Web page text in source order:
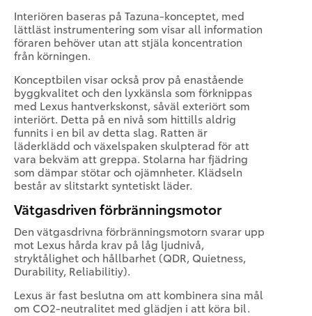
Interiören baseras på Tazuna-konceptet, med
lättläst instrumentering som visar all information
föraren behöver utan att stjäla koncentration
från körningen.
Konceptbilen visar också prov på enastående
byggkvalitet och den lyxkänsla som förknippas
med Lexus hantverkskonst, såväl exteriört som
interiört. Detta på en nivå som hittills aldrig
funnits i en bil av detta slag. Ratten är
läderklädd och växelspaken skulpterad för att
vara bekväm att greppa. Stolarna har fjädring
som dämpar stötar och ojämnheter. Klädseln
består av slitstarkt syntetiskt läder.
Vätgasdriven förbränningsmotor
Den vätgasdrivna förbränningsmotorn svarar upp
mot Lexus hårda krav på låg ljudnivå,
stryktålighet och hållbarhet (QDR, Quietness,
Durability, Reliabilitiy).
Lexus är fast beslutna om att kombinera sina mål
om CO2-neutralitet med glädjen i att köra bil.